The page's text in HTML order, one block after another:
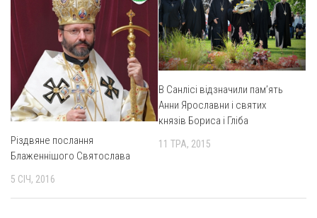
Монастир Успення Пресвятої Богородиці Сестер Чину
Святого Василія Великого
Комісії
Катехитична комісія
Комісія у справах молоді
Комісія у справах родини
Комісія з питань душпастирства охорони здоров’я
Спільноти
Різдвяне послання
Блаженнішого Святослава
5 СІЧ, 2016
В Санлісі відзначили пам’ять
Анни Ярославни і святих
князів Бориса і Гліба
11 ТРА, 2015